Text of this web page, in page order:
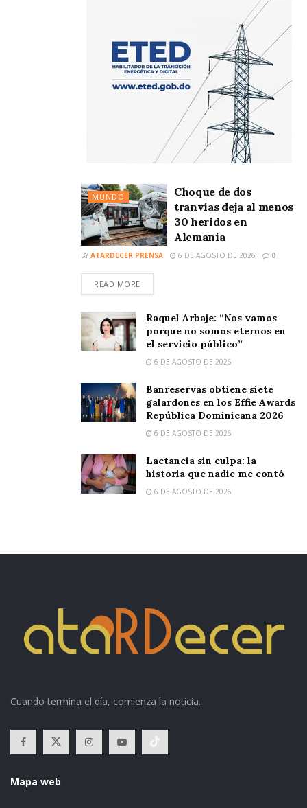
MUNDO
Choque de dos
tranvías deja al menos
30 heridos en
Alemania
BY ATARDECER PRENSA 6 DE AGOSTO DE 2026 0
READ MORE
Raquel Arbaje: “Nos vamos
porque no somos eternos en
el servicio público”
6 DE AGOSTO DE 2026
Banreservas obtiene siete
galardones en los Effie Awards
República Dominicana 2026
6 DE AGOSTO DE 2026
Lactancia sin culpa: la
historia que nadie me contó
6 DE AGOSTO DE 2026
Cuando termina el día, comienza la noticia.
Mapa web